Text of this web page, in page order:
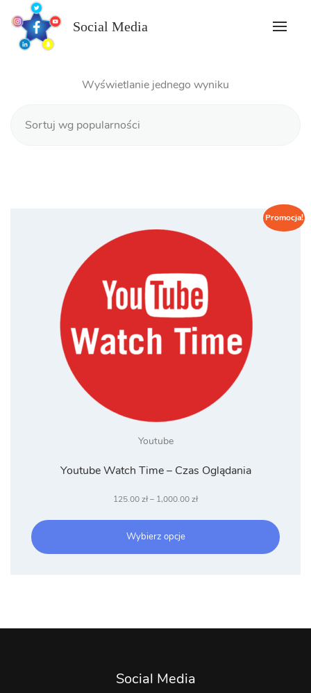
content
Social Media
Wyświetlanie jednego wyniku
Promocja!
Youtube
Youtube Watch Time – Czas Oglądania
125.00zł– 1,000.00złZakres
od
Wybierz opcje
Social Media